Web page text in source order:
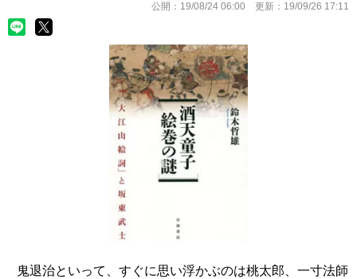
公開： 19/08/24 06:00 更新： 19/09/26 17:11
鬼退治といって、すぐに思い浮かぶのは桃太郎、一寸法師